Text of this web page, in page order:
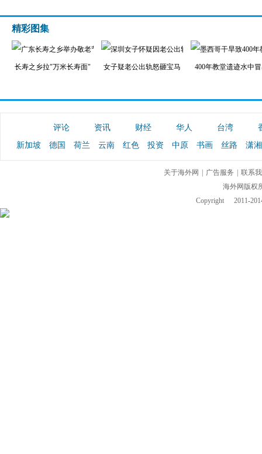
精彩图集
长寿之乡拉"万米长寿面" 女子疑老公出轨怒砸宝马 400年教堂遗迹水中
评论 资讯 财经 华人 台湾
新加坡
德国 荷兰 云南 红色 投资 中原 书画 丝路 潇湘
关于海外网 广告服务
联系
海外网版权
Copyright
2011-